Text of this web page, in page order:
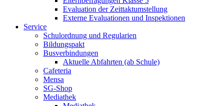
Evaluation der Zeittaktumstellung
Externe Evaluationen und Inspektionen
Service
Schulordnung und Regularien
Bildungspakt
Busverbindungen
Aktuelle Abfahrten (ab Schule)
Cafeteria
Mensa
SG-Shop
Mediathek